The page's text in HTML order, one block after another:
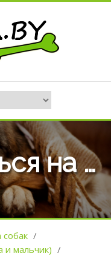
Пожаловаться на оъявление №112976
/
мальчик) /